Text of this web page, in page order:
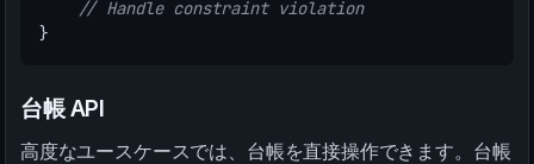
// Handle constraint violation
}
台帳 API
高度なユースケースでは、台帳を直接操作できます。台帳